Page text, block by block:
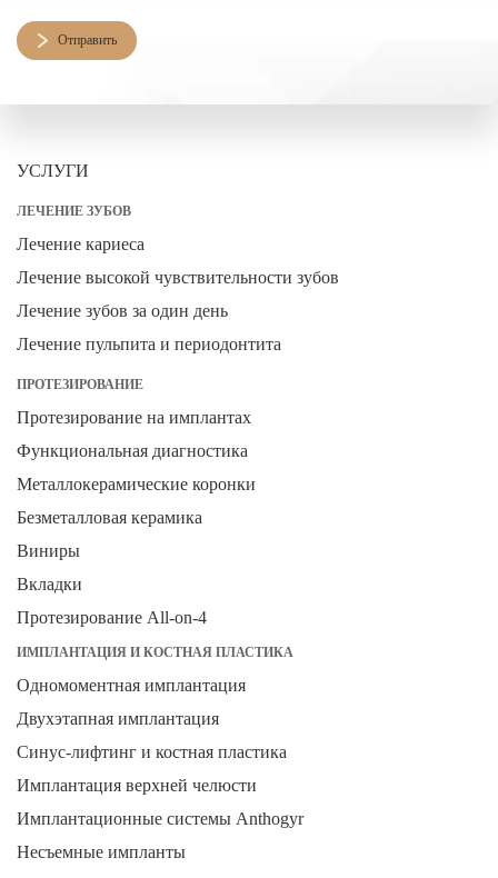
Отправить
УСЛУГИ
ЛЕЧЕНИЕ ЗУБОВ
Лечение кариеса
Лечение высокой чувствительности зубов
Лечение зубов за один день
Лечение пульпита и периодонтита
ПРОТЕЗИРОВАНИЕ
Протезирование на имплантах
Функциональная диагностика
Металлокерамические коронки
Безметалловая керамика
Виниры
Вкладки
Протезирование All-on-4
ИМПЛАНТАЦИЯ И КОСТНАЯ ПЛАСТИКА
Одномоментная имплантация
Двухэтапная имплантация
Синус-лифтинг и костная пластика
Имплантация верхней челюсти
Имплантационные системы Anthogyr
Несъемные импланты